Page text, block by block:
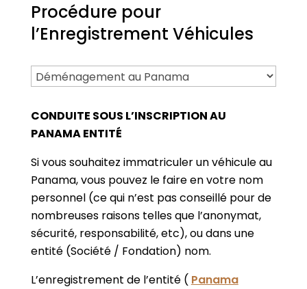
Procédure pour
l’Enregistrement Véhicules
CONDUITE SOUS L’INSCRIPTION AU
PANAMA ENTITÉ
Si vous souhaitez immatriculer un véhicule au
Panama, vous pouvez le faire en votre nom
personnel (ce qui n’est pas conseillé pour de
nombreuses raisons telles que l’anonymat,
sécurité, responsabilité, etc), ou dans une
entité (Société / Fondation) nom.
L’enregistrement de l’entité ( Panama